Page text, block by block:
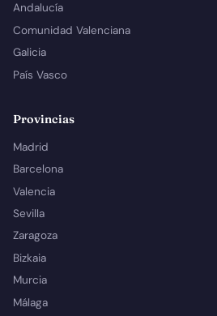
Andalucía
Comunidad Valenciana
Galicia
País Vasco
Provincias
Madrid
Barcelona
Valencia
Sevilla
Zaragoza
Bizkaia
Murcia
Málaga